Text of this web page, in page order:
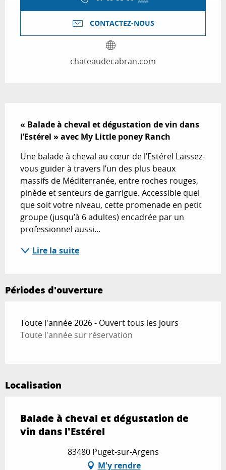
CONTACTEZ-NOUS
chateaudecabran.com
« Balade à cheval et dégustation de vin dans
l’Estérel » avec My Little poney Ranch
Une balade à cheval au cœur de l’Estérel Laissez-
vous guider à travers l’un des plus beaux
massifs de Méditerranée, entre roches rouges,
pinède et senteurs de garrigue. Accessible quel
que soit votre niveau, cette promenade en petit
groupe (jusqu’à 6 adultes) encadrée par un
professionnel aussi...
Lire la suite
Périodes d'ouverture
Toute l'année 2026 - Ouvert tous les jours
Toute l'année sur réservation
Localisation
Balade à cheval et dégustation de
vin dans l'Estérel
83480 Puget-sur-Argens
M'y rendre